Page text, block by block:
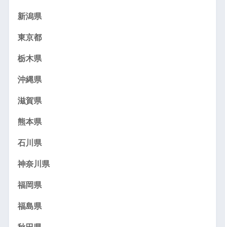
新潟県
東京都
栃木県
沖縄県
滋賀県
熊本県
石川県
神奈川県
福岡県
福島県